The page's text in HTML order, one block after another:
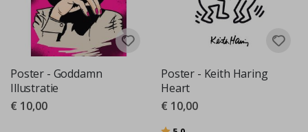
Poster - Goddamn
Illustratie
€ 10,00
Poster - Keith Haring
Heart
€ 10,00